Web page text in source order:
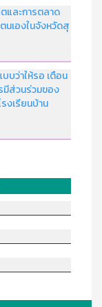
และการตลาด
นเองในจังหวัดสุ
บว่าให้รอ เตือน
มีส่วนร่วมของ
งเรียนบ้าน